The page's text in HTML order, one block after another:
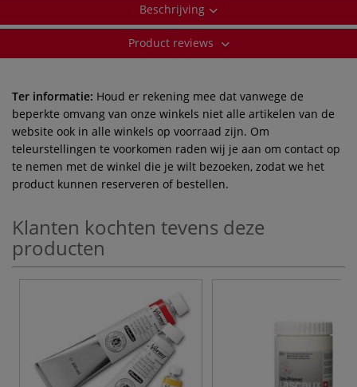
Beschrijving
Product reviews
Ter informatie: Houd er rekening mee dat vanwege de
beperkte omvang van onze winkels niet alle artikelen van de
website ook in alle winkels op voorraad zijn. Om
teleurstellingen te voorkomen raden wij je aan om contact op
te nemen met de winkel die je wilt bezoeken, zodat we het
product kunnen reserveren of bestellen.
Klanten kochten tevens deze
producten